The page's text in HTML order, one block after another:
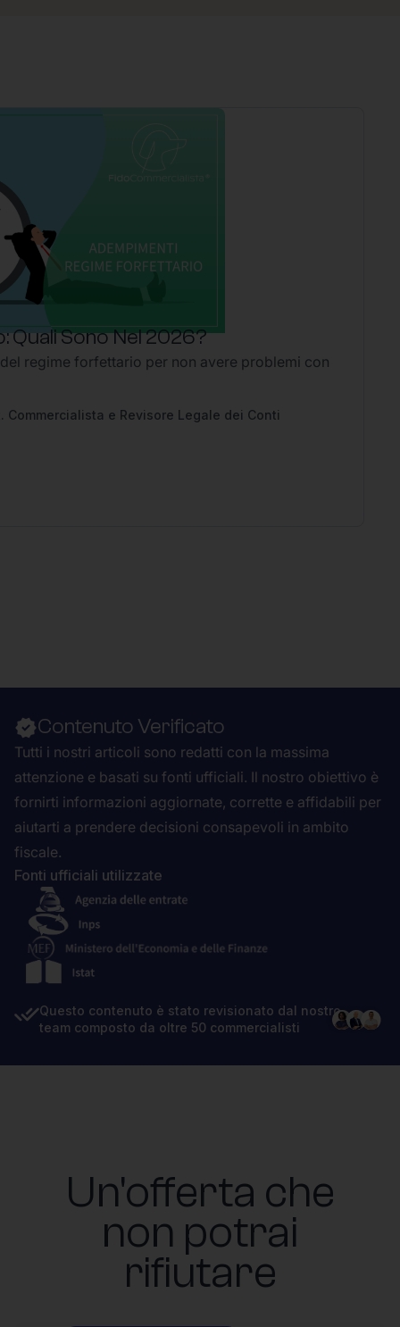
Sono Nel 2026?
regime forfettario per non avere problemi con
Commercialista e Revisore Legale dei Conti
Contenuto Verificato
Tutti i nostri articoli sono redatti con la massima
attenzione e basati su fonti ufficiali. Il nostro obiettivo è
fornirti informazioni aggiornate, corrette e affidabili per
aiutarti a prendere decisioni consapevoli in ambito
fiscale.
Fonti ufficiali utilizzate
Questo contenuto è stato revisionato dal nostro
team composto da oltre 50 commercialisti
Un'offerta che
non potrai
rifiutare